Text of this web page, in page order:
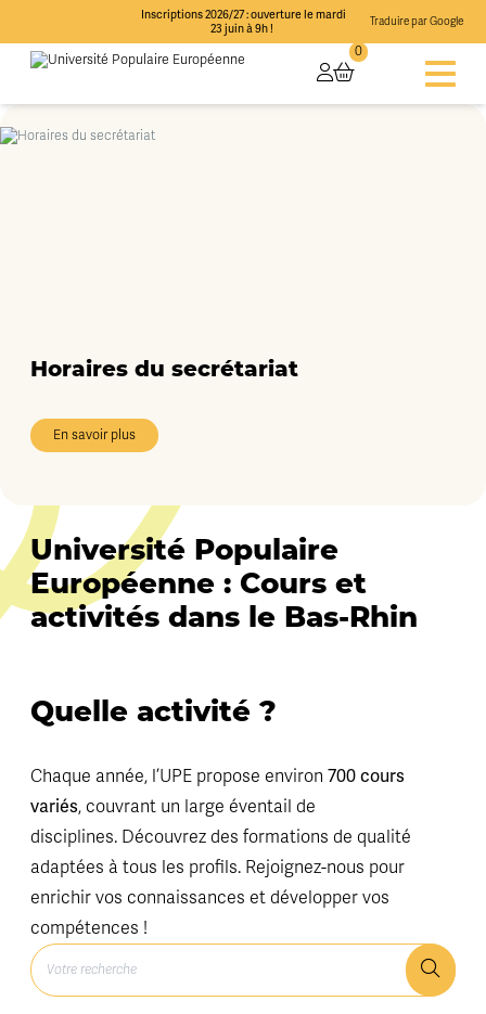
Inscriptions 2026/27 : ouverture le mardi
23 juin à 9h !
Traduire par Google
0
Horaires du secrétariat
En savoir plus
Université Populaire
Européenne : Cours et
activités dans le Bas-Rhin
Quelle activité ?
Chaque année, l’UPE propose environ 700 cours
variés, couvrant un large éventail de
disciplines. Découvrez des formations de qualité
adaptées à tous les profils. Rejoignez-nous pour
enrichir vos connaissances et développer vos
compétences !